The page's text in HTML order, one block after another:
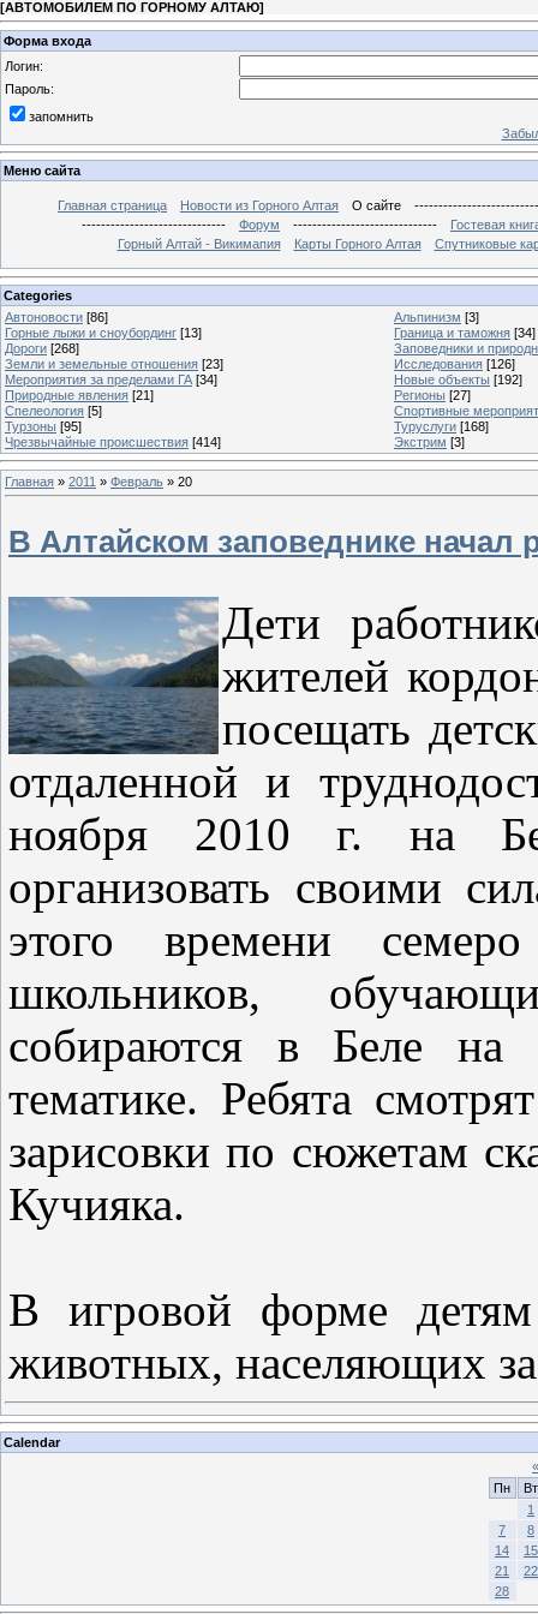
[АВТОМОБИЛЕМ ПО ГОРНОМУ АЛТАЮ]
Форма входа
Логин:
Пароль:
запомнить
Меню сайта
Главная страница Новости из Горного Алтая О сайте
------------------------------
Форум ------------------------------
Гостевая
Горный Алтай - Викимапия
Карты Горного Алтая Спутниковые
Categories
Автоновости [86] Альпинизм [3]
Горные лыжи и сноубординг [13] Граница и таможня [34]
Дороги [268]
Заповедники и
Земли и земельные отношения [23] Исследования [126]
Мероприятия за пределами ГА [34] Новые объекты [192]
Природные явления [21] Регионы [27]
Спелеология [5]
Спортивные
Турзоны [95] Туруслуги [168]
Чрезвычайные происшествия [414] Экстрим [3]
Главная » 2011 » Февраль » 20
В Алтайском заповеднике начал
Дети
жителей
посещать
отдаленной и
ноября 2010 г. на
организовать своими
этого времени
школьников,
собираются в Беле на
тематике. Ребята
зарисовки по сюжетам
Кучияка.
В игровой форме
животных, населяющих
Calendar
«
Пн
Вт
1
7
8
14
15
21
22
28